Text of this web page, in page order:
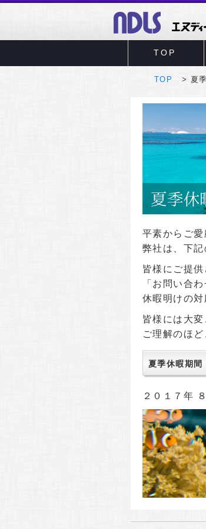
TOP
TOP 夏
平素からご愛
弊社は、下記
皆様にご提
「お問い合
休暇明けの対
皆様には大変
ご理解のほ
夏季休暇期間
２０１７年